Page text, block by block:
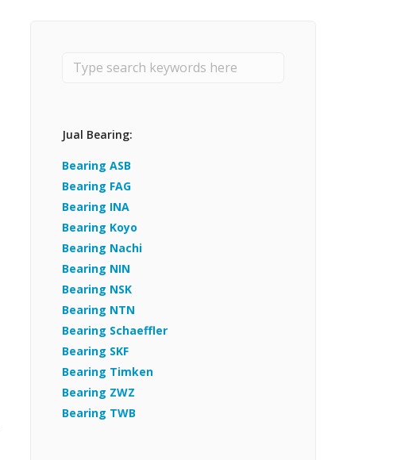
Bearing TWB
Jual Bearing:
Bearing ASB
Bearing FAG
Bearing INA
Bearing Koyo
Bearing Nachi
Bearing NIN
Bearing NSK
Bearing NTN
Bearing Schaeffler
Bearing SKF
Bearing Timken
Bearing ZWZ
Bearing TWB